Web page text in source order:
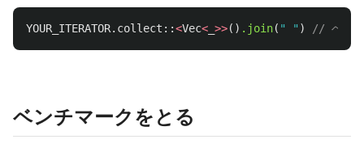
YOUR_ITERATOR.collect ::<Vec< >>() .join( " " ) // ベク
ベンチマークをとる